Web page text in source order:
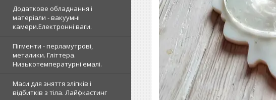
Додаткове обладнання і
матеріали - вакуумні
камери.Електронні ваги.
Пігменти - перламутрові,
металики. Гліттера.
Низькотемпературні емалі.
Маси для зняття зліпків і
відбитків з тіла. Лайфкастинг